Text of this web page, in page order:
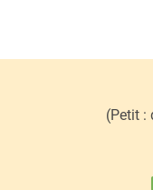
(Petit :